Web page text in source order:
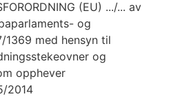
(EU) .../... av
og
1369 med hensyn til
og
opphever
2014